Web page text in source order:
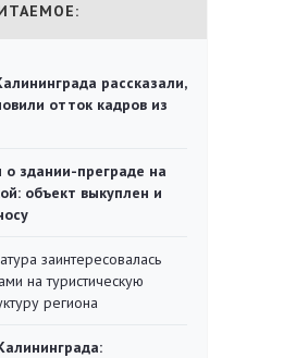
рассказали,
отток кадров из
о здании-преграде на
объект выкуплен и
заинтересовалась
на туристическую
региона